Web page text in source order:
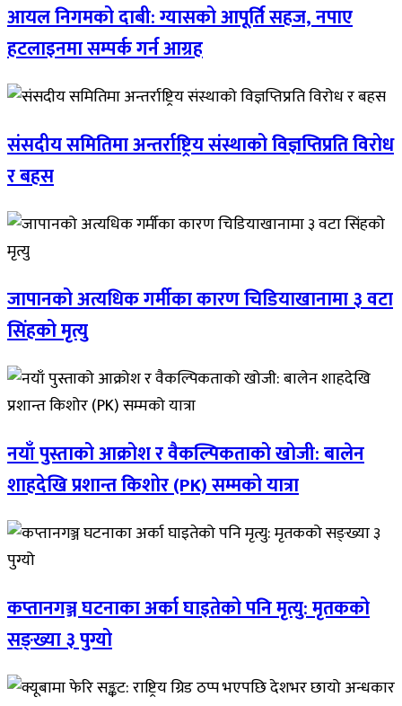
आयल निगमको दाबी: ग्यासको आपूर्ति सहज, नपाए
हटलाइनमा सम्पर्क गर्न आग्रह
संसदीय समितिमा अन्तर्राष्ट्रिय संस्थाको विज्ञप्तिप्रति विरोध
र बहस
जापानको अत्यधिक गर्मीका कारण चिडियाखानामा ३ वटा
सिंहको मृत्यु
नयाँ पुस्ताको आक्रोश र वैकल्पिकताको खोजी: बालेन
शाहदेखि प्रशान्त किशोर (PK) सम्मको यात्रा
कप्तानगञ्ज घटनाका अर्का घाइतेको पनि मृत्यु: मृतकको
सङ्ख्या ३ पुग्यो